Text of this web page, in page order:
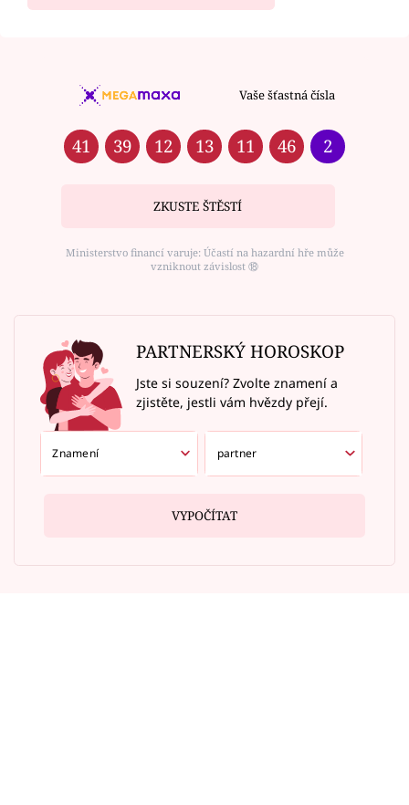
Vaše šťastná čísla
41 39 12 13 11 46 2
ZKUSTE ŠTĚSTÍ
Ministerstvo financí varuje: Účastí na hazardní hře může
vzniknout závislost ⑱
PARTNERSKÝ HOROSKOP
Jste si souzení? Zvolte znamení a
zjistěte, jestli vám hvězdy přejí.
VYPOČÍTAT